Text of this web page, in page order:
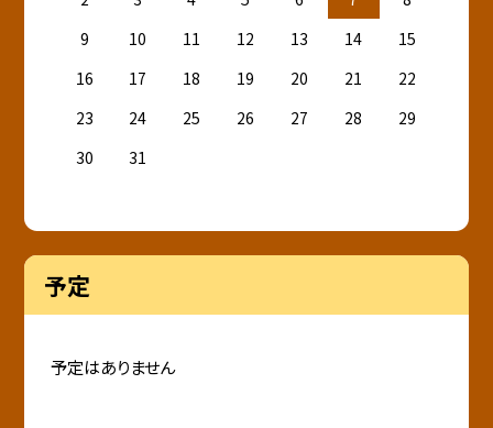
9
10 11 12 13 14
15
16
17 18 19 20 21
22
23
24 25 26 27 28
29
30
31
予定
予定はありません